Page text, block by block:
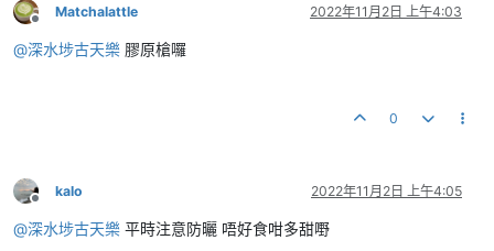
離線
Matchalattle 2022年11月2日 上午4:03
@深水埗古天樂 膠原槍囉
0
離線
kalo 2022年11月2日 上午4:05
@深水埗古天樂 平時注意防曬 唔好食咁多甜嘢